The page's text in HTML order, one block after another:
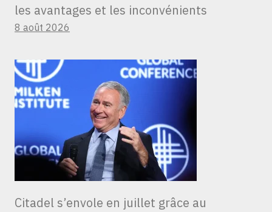
les avantages et les inconvénients
8 août 2026
Citadel s’envole en juillet grâce au